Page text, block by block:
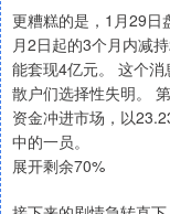
更糟糕的是，1月29日
月2日起的3个月内减
能套现4亿元。 这个
散户们选择性失明。
资金冲进市场，以
中的一员。
展开剩余70%